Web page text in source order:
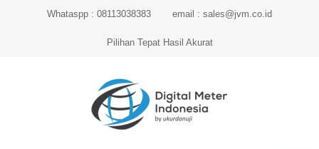
Whataspp : 08113038383 email : sales@jvm.co.id
Pilihan Tepat Hasil Akurat